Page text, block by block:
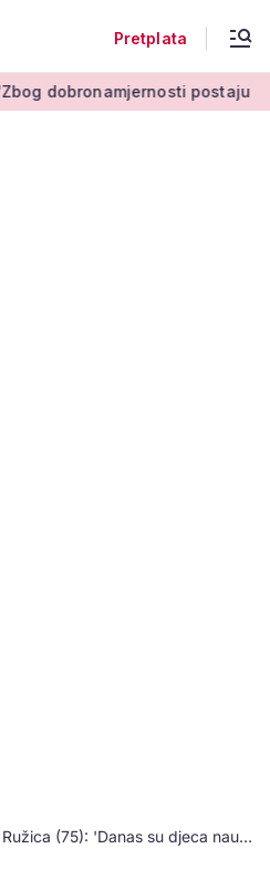
Pretplata
postaju meta prijevare'
Umirovljenica Ružica (75): 'Danas su djeca naučena malo previše tražiti, a i roditelji neki daju'